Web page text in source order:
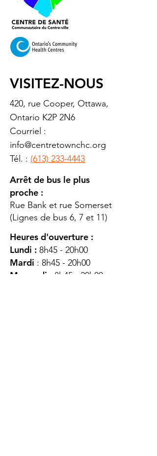
VISITEZ-NOUS
420, rue Cooper, Ottawa,
Ontario K2P 2N6
Courriel :
info@centretownchc.org
Tél. : (613) 233-4443
Arrêt de bus le plus
proche :
Rue Bank et rue Somerset
(Lignes de bus 6, 7 et 11)
Heures d'ouverture :
Lundi : 8h45 - 20h00
Mardi : 8h45 - 20h00
Mercredi : 8h45 - 20h00